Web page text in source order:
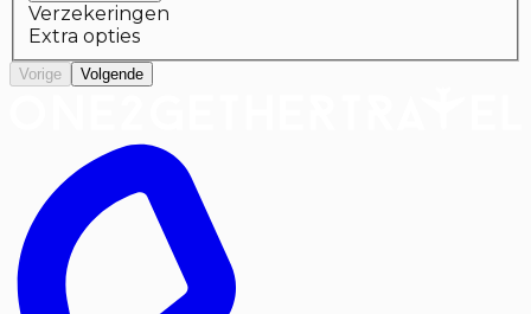
Verzekeringen
Extra opties
Vorige Volgende